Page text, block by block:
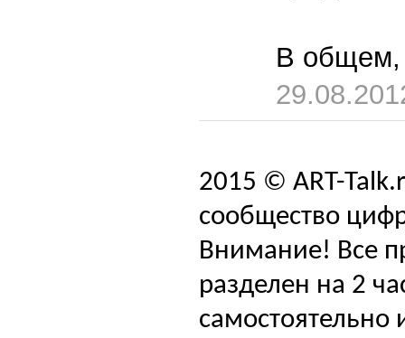
В общем,
2015 © ART-
сообщество
Внимание! Все
разделен на 2
самостоятельно